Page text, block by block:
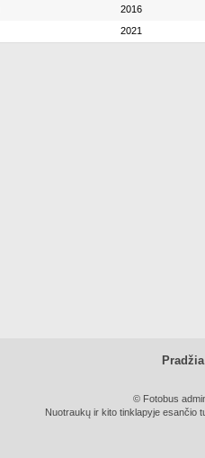
2016
2021
Pradžia
© Fotobus
Nuotraukų ir kito tinklapyje esančio